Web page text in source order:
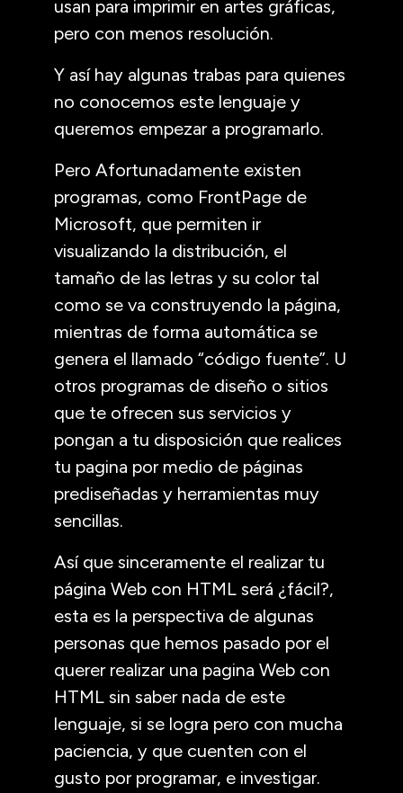
usan para imprimir en artes gráficas,
pero con menos resolución.
Y así hay algunas trabas para quienes
no conocemos este lenguaje y
queremos empezar a programarlo.
Pero Afortunadamente existen
programas, como FrontPage de
Microsoft, que permiten ir
visualizando la distribución, el
tamaño de las letras y su color tal
como se va construyendo la página,
mientras de forma automática se
genera el llamado “código fuente”. U
otros programas de diseño o sitios
que te ofrecen sus servicios y
pongan a tu disposición que realices
tu pagina por medio de páginas
prediseñadas y herramientas muy
sencillas.
Así que sinceramente el realizar tu
página Web con HTML será ¿fácil?,
esta es la perspectiva de algunas
personas que hemos pasado por el
querer realizar una pagina Web con
HTML sin saber nada de este
lenguaje, si se logra pero con mucha
paciencia, y que cuenten con el
gusto por programar, e investigar.